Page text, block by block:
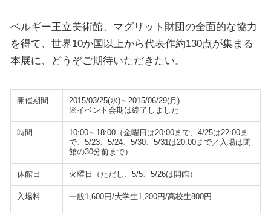
ベルギー王立美術館、マグリット財団の全面的な協力
を得て、世界10か国以上から代表作約130点が集まる
本展に、どうぞご期待いただきたい。
開催期間
2015/03/25(水)～2015/06/29(月)
※イベント会期は終了しました
時間
10:00～18:00（金曜日は20:00まで、4/25は22:00ま
で、5/23、5/24、5/30、5/31は20:00まで／入場は閉
館の30分前まで）
休館日 火曜日（ただし、5/5、5/26は開館）
入場料 一般1,600円/大学生1,200円/高校生800円